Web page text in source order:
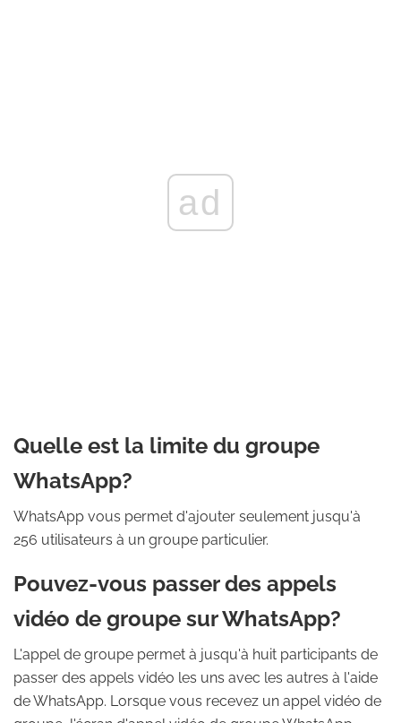
ad
Quelle est la limite du groupe
WhatsApp?
WhatsApp vous permet d'ajouter seulement jusqu'à
256 utilisateurs à un groupe particulier.
Pouvez-vous passer des appels
vidéo de groupe sur WhatsApp?
L'appel de groupe permet à jusqu'à huit participants de
passer des appels vidéo les uns avec les autres à l'aide
de WhatsApp. Lorsque vous recevez un appel vidéo de